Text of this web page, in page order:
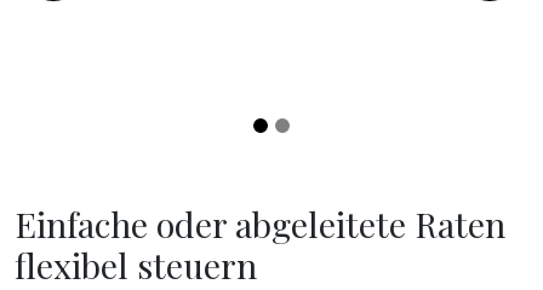
Einfache oder abgeleitete Raten
flexibel steuern